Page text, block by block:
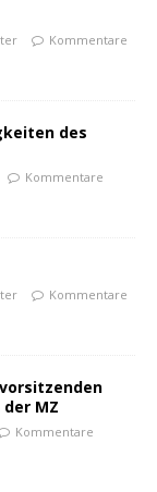
Kommentare
des
Kommentare
Kommentare
MZ
Kommentare